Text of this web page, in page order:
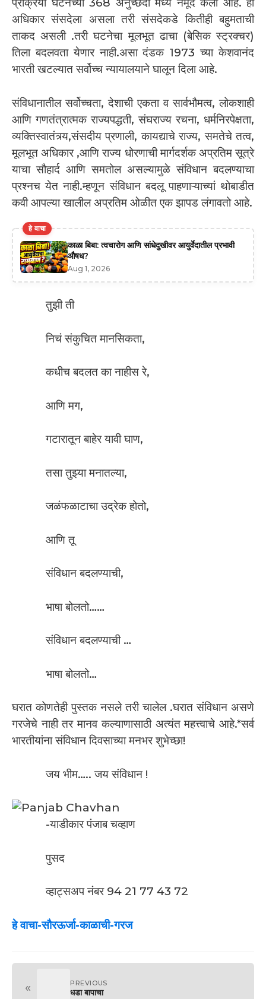
अधिकार संसदेला असला तरी संसदेकडे कितीही बहुमताची
ताकद असली .तरी घटनेचा मूलभूत ढाचा (बेसिक स्ट्रक्चर)
तिला बदलवता येणार नाही.असा दंडक 1973 च्या केशवानंद
भारती खटल्यात सर्वोच्च न्यायालयाने घालून दिला आहे.
संविधानातील सर्वोच्चता, देशाची एकता व सार्वभौमत्व, लोकशाही
आणि गणतंत्रात्मक राज्यपद्धती, संघराज्य रचना, धर्मनिरपेक्षता,
व्यक्तिस्वातंत्र्य,संसदीय प्रणाली, कायद्याचे राज्य, समतेचे तत्व,
मूलभूत अधिकार ,आणि राज्य धोरणाची मार्गदर्शक अप्रतिम सूत्रे
याचा सौहार्द आणि समतोल असल्यामुळे संविधान बदलण्याचा
प्रश्नच येत नाही.म्हणून संविधान बदलू पाहणाऱ्याच्यां थोबाडीत
कवी आपल्या खालील अप्रतिम ओळीत एक झापड लंगावतो आहे.
हे वाचा
काळा बिबा: त्वचारोग आणि सांधेदुखीवर आयुर्वेदातील प्रभावी
औषध?
Aug 1, 2026
तुझी ती
निचं संकुचित मानसिकता,
कधीच बदलत का नाहीस रे,
आणि मग,
गटारातून बाहेर यावी घाण,
तसा तुझ्या मनातल्या,
जळंफळाटाचा उद्रेक होतो,
आणि तू
संविधान बदलण्याची,
भाषा बोलतो……
संविधान बदलण्याची …
भाषा बोलतो…
घरात कोणतेही पुस्तक नसले तरी चालेल .घरात संविधान असणे
गरजेचे नाही तर मानव कल्याणासाठी अत्यंत महत्त्वाचे आहे.*सर्व
भारतीयांना संविधान दिवसाच्या मनभर शुभेच्छा!
जय भीम….. जय संविधान !
-याडीकार पंजाब चव्हाण
पुसद
व्हाट्सअप नंबर 94 21 77 43 72
हे वाचा-सौरऊर्जा-काळाची-गरज
« PREVIOUS
धडा बापाचा